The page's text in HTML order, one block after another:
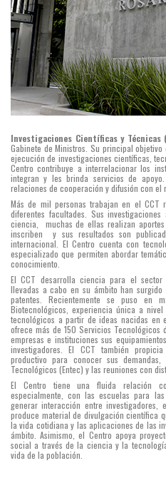
Investigaciones Científicas y Técnicas
Gabinete de Ministros. Su principal
ejecución de investigaciones científicas,
Centro contribuye a interrelacionar los
integran y les brinda servicios de
relaciones de cooperación y difusión con el
Más de mil personas trabajan en el CCT
diferentes facultades. Sus
ciencia, muchas de ellas realizan
inscriben y sus resultados son
internacional. El Centro cuenta con
especializado que permiten abordar
conocimiento.
El CCT desarrolla ciencia para el
llevadas a cabo en su ámbito han
patentes. Recientemente se puso en
Biotecnológicos, experiencia única a
tecnológicos a partir de ideas nacidas en
ofrece más de 150 Servicios
empresas e instituciones sus
investigadores. El CCT también
productivo para conocer sus
Tecnológicos (Entec) y las reuniones con
El Centro tiene una fluida relación
especialmente, con las escuelas para
generar interacción entre investigadores,
produce material de divulgación científica
la vida cotidiana y las aplicaciones de las
ámbito. Asimismo, el Centro apoya
social a través de la ciencia y la
vida de la población.